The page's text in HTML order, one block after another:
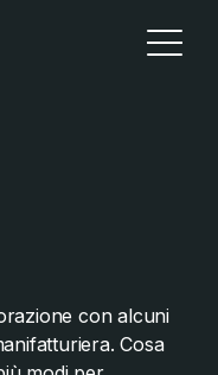
con alcuni
Cosa